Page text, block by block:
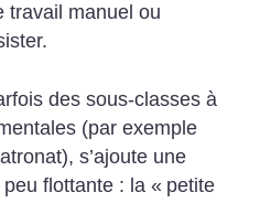
travail manuel ou
des sous-classes à
(par exemple
s’ajoute une
flottante : la « petite